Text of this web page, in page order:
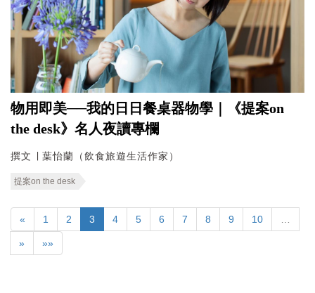
物用即美──我的日日餐桌器物學｜《提案on
the desk》名人夜讀專欄
撰文 ∣ 葉怡蘭（飲食旅遊生活作家）
提案on the desk
« 1 2 3 4 5 6 7 8 9 10
» »»